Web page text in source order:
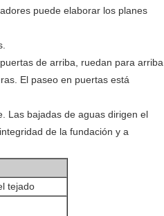
puede elaborar los planes
de arriba, ruedan para arriba
El paseo en puertas está
Las bajadas de aguas dirigen el
de la fundación y a
tejado